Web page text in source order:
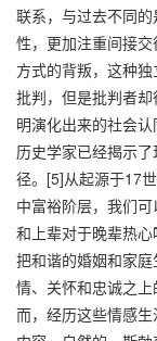
联系，与过去不同
性，更加注重间接
方式的背叛，这种
批判，但是批判者
明演化出来的社会认
历史学家已经揭示
径。[5]从起源于17
中富裕阶层，我们
和上辈对于晚辈热
把和谐的婚姻和家
情、关怀和忠诚之
而，经历这些情感